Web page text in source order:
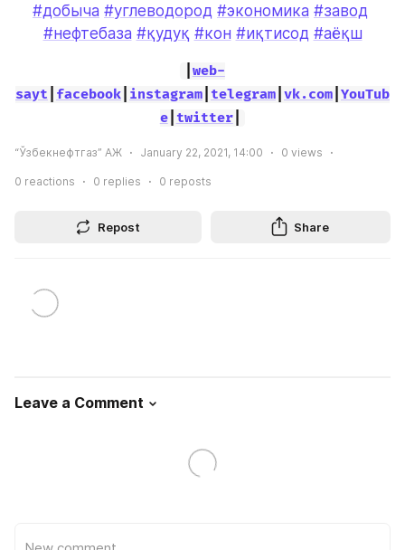
#добыча #углеводород #экономика #завод
#нефтебаза #қудуқ #кон #иқтисод #аёқш
web-
sayt facebook instagram telegram vk.com YouTub
e| twitter|
“Ўзбекнефтгаз” АЖ January 22, 2021, 14:00 0 views
0 reactions 0 replies 0 reposts
Repost Share
Leave a Comment